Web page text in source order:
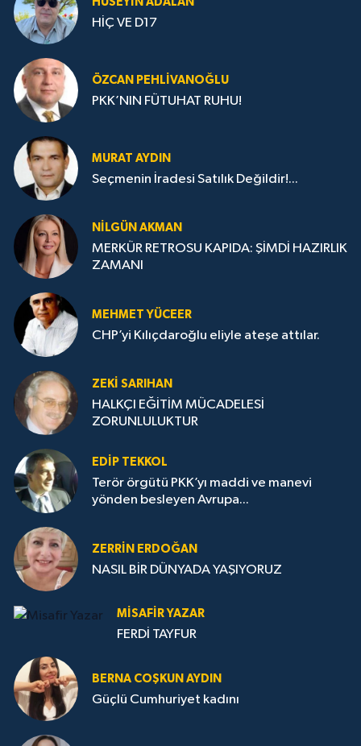
HİÇ VE D17
ÖZCAN PEHLIVANOĞLU
PKK’NIN FÜTUHAT RUHU!
MURAT AYDIN
Seçmenin İradesi Satılık Değildir!...
NILGÜN AKMAN
MERKÜR RETROSU KAPIDA: ŞİMDİ HAZIRLIK
ZAMANI
MEHMET YÜCEER
CHP’yi Kılıçdaroğlu eliyle ateşe attılar.
ZEKI SARIHAN
HALKÇI EĞİTİM MÜCADELESİ
ZORUNLULUKTUR
EDIP TEKKOL
Terör örgütü PKK’yı maddi ve manevi
yönden besleyen Avrupa...
ZERRIN ERDOĞAN
NASIL BİR DÜNYADA YAŞIYORUZ
MISAFIR YAZAR
FERDİ TAYFUR
BERNA COŞKUN AYDIN
Güçlü Cumhuriyet kadını